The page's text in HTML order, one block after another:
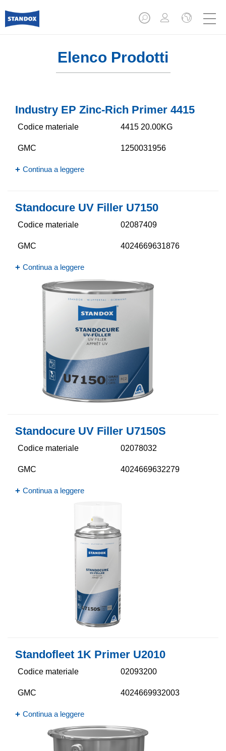
Elenco Prodotti
Industry EP Zinc-Rich Primer 4415
Codice materiale 4415 20.00KG
GMC 1250031956
Continua a leggere
Standocure UV Filler U7150
Codice materiale 02087409
GMC 4024669631876
Continua a leggere
Standocure UV Filler U7150S
Codice materiale 02078032
GMC 4024669632279
Continua a leggere
Standofleet 1K Primer U2010
Codice materiale 02093200
GMC 4024669932003
Continua a leggere